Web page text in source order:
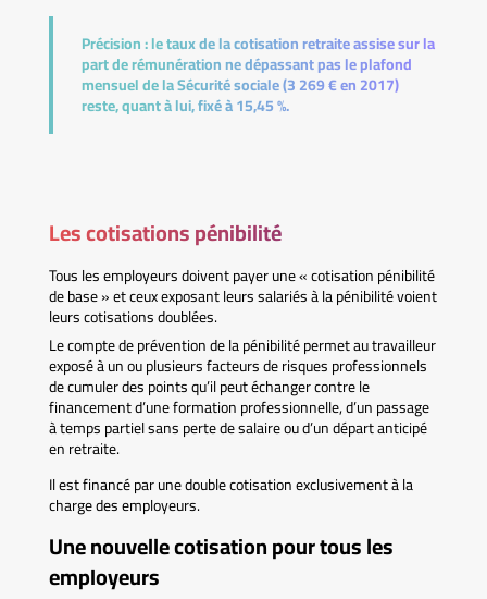
Précision :le taux de la cotisation retraite assise sur la
part de rémunération ne dépassant pas le plafond
mensuel de la Sécurité sociale (3 269 € en 2017)
reste, quant à lui, fixé à 15,45 %.
Les cotisations pénibilité
Tous les employeurs doivent payer une « cotisation pénibilité
de base » et ceux exposant leurs salariés à la pénibilité voient
leurs cotisations doublées.
Le compte de prévention de la pénibilité permet au travailleur
exposé à un ou plusieurs facteurs de risques professionnels
de cumuler des points qu’il peut échanger contre le
financement d’une formation professionnelle, d’un passage
à temps partiel sans perte de salaire ou d’un départ anticipé
en retraite.
Il est financé par une double cotisation exclusivement à la
charge des employeurs.
Une nouvelle cotisation pour tous les
employeurs